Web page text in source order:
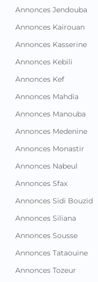
Annonces Jendouba
Annonces Kairouan
Annonces Kasserine
Annonces Kebili
Annonces Kef
Annonces Mahdia
Annonces Manouba
Annonces Medenine
Annonces Monastir
Annonces Nabeul
Annonces Sfax
Annonces Sidi Bouzid
Annonces Siliana
Annonces Sousse
Annonces Tataouine
Annonces Tozeur